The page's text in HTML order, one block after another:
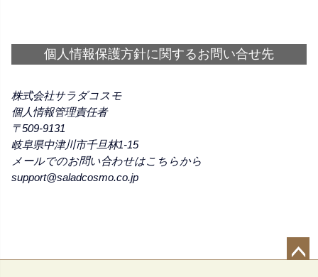
個人情報保護方針に関するお問い合せ先
株式会社サラダコスモ
個人情報管理責任者
509-9131
岐阜県中津川市千旦林1-15
メールでのお問い合わせはこちらから
support@saladcosmo.co.jp